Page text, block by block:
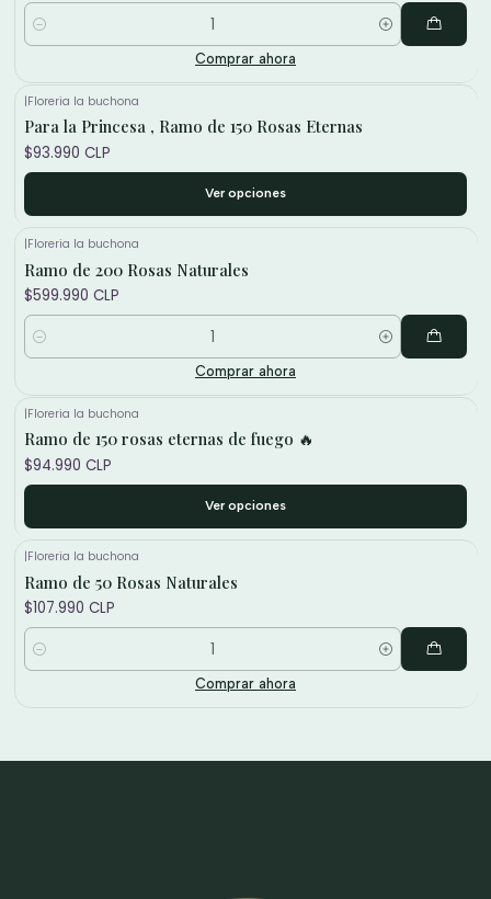
Cantidad
Comprar ahora
|Floreria la buchona
Para la Princesa , Ramo de 150 Rosas Eternas
$93.990 CLP
Ver opciones
|Floreria la buchona
Ramo de 200 Rosas Naturales
$599.990 CLP
Cantidad
Comprar ahora
|Floreria la buchona
Ramo de 150 rosas eternas de fuego 🔥
$94.990 CLP
Ver opciones
|Floreria la buchona
Ramo de 50 Rosas Naturales
$107.990 CLP
Cantidad
Comprar ahora